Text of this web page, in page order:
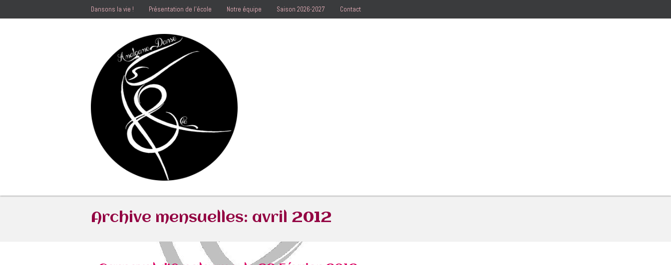
Dansons la vie ! Présentation de l’école Notre équipe Saison 2026-2027 Contact
Archive mensuelles: avril 2012